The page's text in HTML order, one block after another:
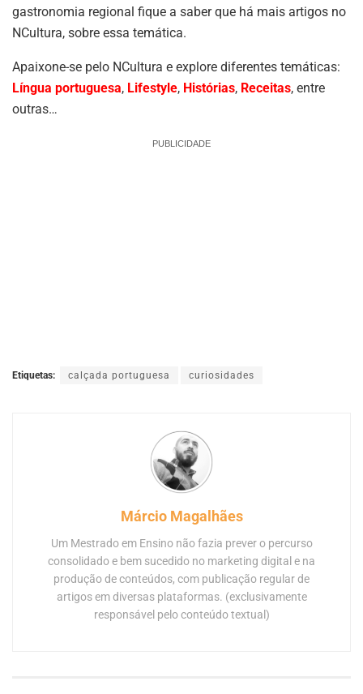
gastronomia regional fique a saber que há mais artigos no
NCultura, sobre essa temática.
Apaixone-se pelo NCultura e explore diferentes temáticas:
Língua portuguesa, Lifestyle, Histórias, Receitas, entre
outras…
PUBLICIDADE
Etiquetas: calçada portuguesa curiosidades
Márcio Magalhães
Um Mestrado em Ensino não fazia prever o percurso
consolidado e bem sucedido no marketing digital e na
produção de conteúdos, com publicação regular de
artigos em diversas plataformas. (exclusivamente
responsável pelo conteúdo textual)